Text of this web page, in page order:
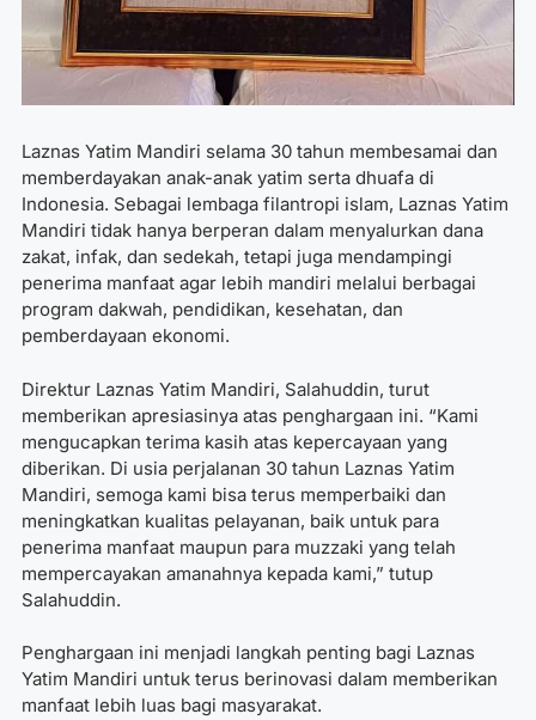
Laznas Yatim Mandiri selama 30 tahun membesamai dan
memberdayakan anak-anak yatim serta dhuafa di
Indonesia. Sebagai lembaga filantropi islam, Laznas Yatim
Mandiri tidak hanya berperan dalam menyalurkan dana
zakat, infak, dan sedekah, tetapi juga mendampingi
penerima manfaat agar lebih mandiri melalui berbagai
program dakwah, pendidikan, kesehatan, dan
pemberdayaan ekonomi.
Direktur Laznas Yatim Mandiri, Salahuddin, turut
memberikan apresiasinya atas penghargaan ini. “Kami
mengucapkan terima kasih atas kepercayaan yang
diberikan. Di usia perjalanan 30 tahun Laznas Yatim
Mandiri, semoga kami bisa terus memperbaiki dan
meningkatkan kualitas pelayanan, baik untuk para
penerima manfaat maupun para muzzaki yang telah
mempercayakan amanahnya kepada kami,” tutup
Salahuddin.
Penghargaan ini menjadi langkah penting bagi Laznas
Yatim Mandiri untuk terus berinovasi dalam memberikan
manfaat lebih luas bagi masyarakat.